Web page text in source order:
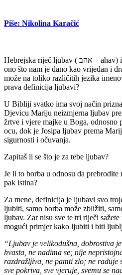
Piše: Nikolina Karačić
Hebrejska riječ ljubav ( אהב – ahav) ima značenje osigurati i zaštititi
ono što nam je dano kao vrijedan i
može na toliko različitih jezika
prava definicija ljubavi?
U Bibliji svatko ima svoj način
Djevicu Mariju neizmjerna ljubav
žrtve i vjere majke u Boga, odnosno
ocu, dok je Josipa ljubav prema
sigurnosti i očuvanja.
Zapitaš li se što je za tebe ljubav?
Je li to borba u odnosu da
pak istina?
Za mene, definicija je ljubavi svo
ljubiti, samo borba može zbližiti,
ljubav. Zar nisu sve te tri riječi
mogući primjer kako ljubiti i biti
“Ljubav je velikodušna, dobrostiva
hvasta, ne nadima se; nije
razdražljiva, ne pamti zlo; ne raduje
sve pokriva, sve vjeruje, svemu se